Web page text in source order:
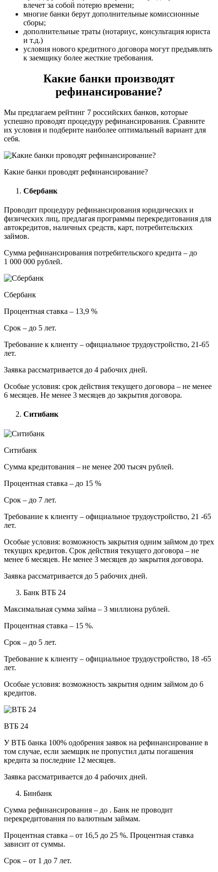
влечет за собой потерю времени;
многие банки берут дополнительные комиссионные
сборы;
дополнительные траты (нотариус, консультация юриста
и т.д.)
условия нового кредитного договора могут предъявлять
к заемщику более жесткие требования.
Какие банки производят
рефинансирование?
Мы предлагаем рейтинг 7 российских банков, которые
успешно проводят процедуру рефинансирования. Сравните
их условия и подберите наиболее оптимальный вариант для
себя.
Какие банки проводят рефинансирование?
Сбербанк
Проводит процедуру рефинансирования юридических и
физических лиц, предлагая программы перекредитования для
автокредитов, наличных средств, карт, потребительских
займов.
Сумма рефинансирования потребительского кредита – до
1 000 000 рублей.
Сбербанк
Процентная ставка – 13,9 %
Срок – до 5 лет.
Требование к клиенту – официальное трудоустройство, 21-65
лет.
Заявка рассматривается до 4 рабочих дней.
Особые условия: срок действия текущего договора – не менее
6 месяцев. Не менее 3 месяцев до закрытия договора.
Ситибанк
Ситибанк
Сумма кредитования – не менее 200 тысяч рублей.
Процентная ставка – до 15 %
Срок – до 7 лет.
Требование к клиенту – официальное трудоустройство, 21 -65
лет.
Особые условия: возможность закрытия одним займом до трех
текущих кредитов. Срок действия текущего договора – не
менее 6 месяцев. Не менее 3 месяцев до закрытия договора.
Заявка рассматривается до 5 рабочих дней.
Банк ВТБ 24
Максимальная сумма займа – 3 миллиона рублей.
Процентная ставка – 15 %.
Срок – до 5 лет.
Требование к клиенту – официальное трудоустройство, 18 -65
лет.
Особые условия: возможность закрытия одним займом до 6
кредитов.
ВТБ 24
У ВТБ банка 100% одобрения заявок на рефинансирование в
том случае, если заемщик не пропустил даты погашения
кредита за последние 12 месяцев.
Заявка рассматривается до 4 рабочих дней.
Бинбанк
Сумма рефинансирования – до . Банк не проводит
перекредитования по валютным займам.
Процентная ставка – от 16,5 до 25 %. Процентная ставка
зависит от суммы.
Срок – от 1 до 7 лет.